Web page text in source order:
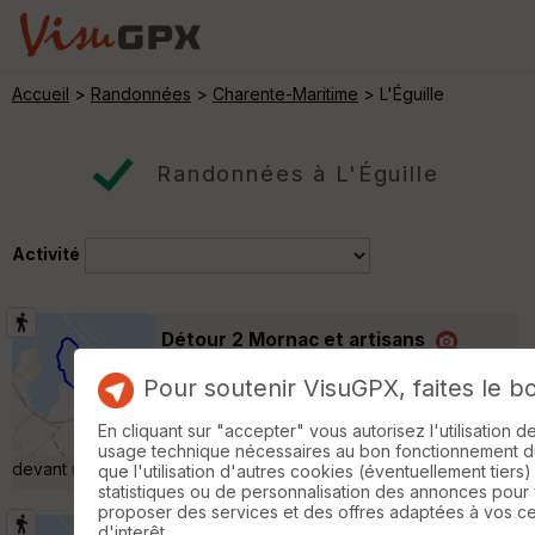
Accueil > Randonnées > Charente-Maritime > L'Éguille
Randonnées à L'Éguille
Activité
Détour 2 Mornac et artisans
Randonnée Pédestre 9 km
Balade en suivant le circuit proposé par
l'office de tourisme et intitulé Détour 2. Diner
devant une bonne éclade de moules ! un régal »
Pour soutenir VisuGPX, faites le
En cliquant sur "accepter" vous autorisez l'utilisation
usage technique nécessaires au bon fonctionnement
que l'utilisation d'autres cookies (éventuellement
statistiques ou de personnalisation des annonces pour
proposer des services et des offres adaptées à vos